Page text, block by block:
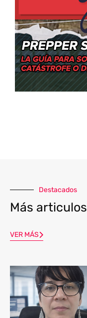
Destacados
Más
VER MÁS